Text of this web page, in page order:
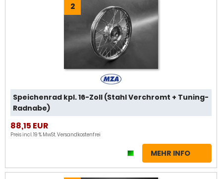
2
Speichenrad kpl. 16-Zoll (Stahl Verchromt + Tuning-
Radnabe)
88,15 EUR
Preis incl. 19 % MwSt.Versandkostenfrei
MEHR INFO